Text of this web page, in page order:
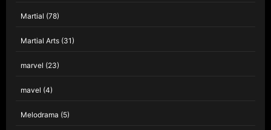
Martial (78)
Martial Arts (31)
marvel (23)
mavel (4)
Melodrama (5)